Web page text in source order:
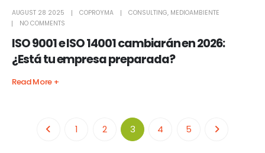
AUGUST 28 2025 COPROYMA CONSULTING, MEDIOAMBIENTE
NO COMMENTS
ISO 9001 e ISO 14001 cambiarán en 2026:
¿Está tu empresa preparada?
Read More +
1 2 3 4 5